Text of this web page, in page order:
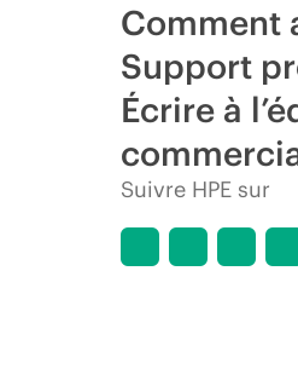
Comment
Support
Écrire à
Suivre HPE sur